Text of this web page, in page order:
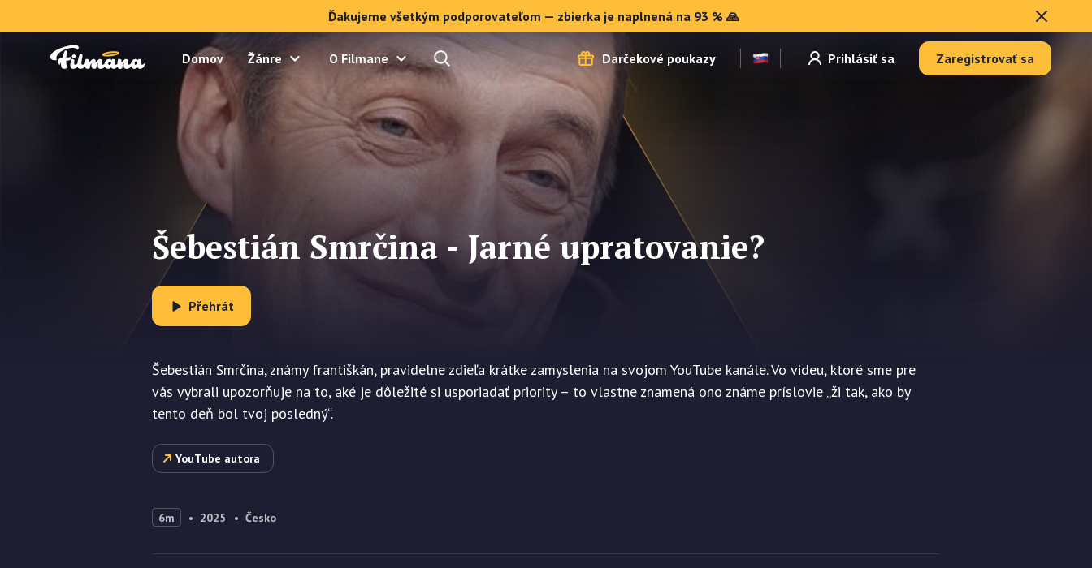
Ďakujeme všetkým podporovateľom — zbierka je naplnená na 93 % 🙏
Domov Žánre O Filmane Darčekové poukazy Prihlásiť sa Zaregistrovať sa
Šebestián Smrčina - Jarné upratovanie?
Přehrát
Šebestián Smrčina, známy františkán, pravidelne zdieľa krátke zamyslenia na svojom YouTube kanále. Vo videu, ktoré sme pre
vás vybrali upozorňuje na to, aké je dôležité si usporiadať priority – to vlastne znamená ono známe príslovie „ži tak, ako by
tento deň bol tvoj posledný“.
YouTube autora
6m 2025 Česko